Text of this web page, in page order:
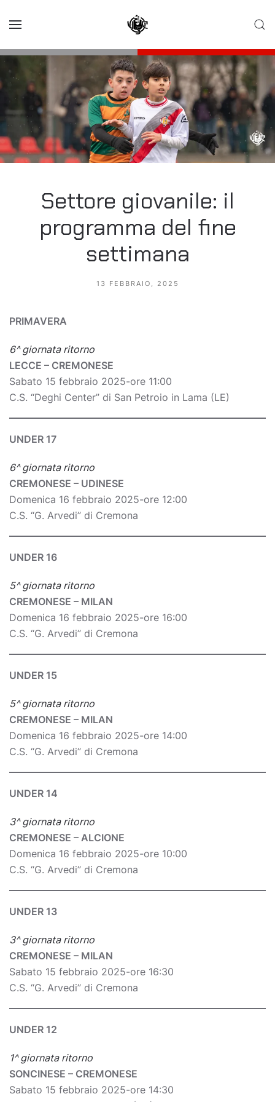
Settore giovanile: il
programma del fine
settimana
13 FEBBRAIO, 2025
PRIMAVERA
6^ giornata ritorno
LECCE – CREMONESE
Sabato 15 febbraio 2025-ore 11:00
C.S. “Deghi Center” di San Petroio in Lama (LE)
UNDER 17
6^ giornata ritorno
CREMONESE – UDINESE
Domenica 16 febbraio 2025-ore 12:00
C.S. “G. Arvedi” di Cremona
UNDER 16
5^ giornata ritorno
CREMONESE – MILAN
Domenica 16 febbraio 2025-ore 16:00
C.S. “G. Arvedi” di Cremona
UNDER 15
5^ giornata ritorno
CREMONESE – MILAN
Domenica 16 febbraio 2025-ore 14:00
C.S. “G. Arvedi” di Cremona
UNDER 14
3^ giornata ritorno
CREMONESE – ALCIONE
Domenica 16 febbraio 2025-ore 10:00
C.S. “G. Arvedi” di Cremona
UNDER 13
3^ giornata ritorno
CREMONESE – MILAN
Sabato 15 febbraio 2025-ore 16:30
C.S. “G. Arvedi” di Cremona
UNDER 12
1^ giornata ritorno
SONCINESE – CREMONESE
Sabato 15 febbraio 2025-ore 14:30